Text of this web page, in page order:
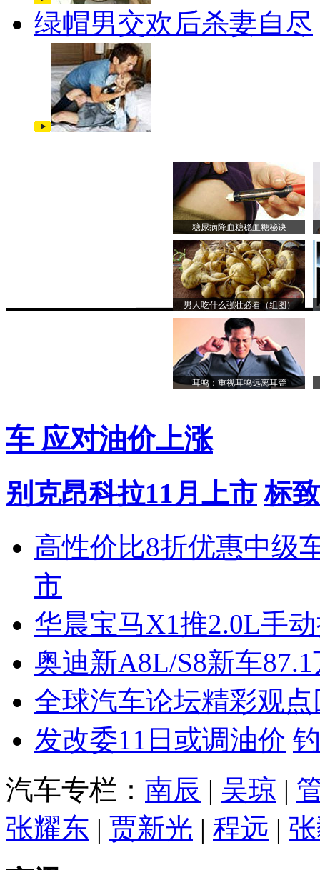
绿帽男交欢后杀妻自尽
糖尿病降血糖稳血糖秘诀
男人吃什么强壮必看（组图）
耳鸣：重视耳鸣远离耳聋
车 应对油价上涨
别克昂科拉11月上市 标
高性价比8折优惠中级
市
华晨宝马X1推2.0L手
奥迪新A8L/S8新车
全球汽车论坛精彩观点
发改委11日或调油价
汽车专栏： 南辰 | 吴琼 |
张耀东 | 贾新光 | 程远 |